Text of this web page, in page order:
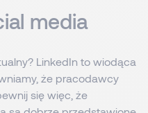
media
LinkedIn to wiodąca
że pracodawcy
się więc, że